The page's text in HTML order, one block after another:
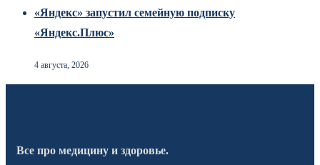
«Яндекс» запустил семейную подписку
«Яндекс.Плюс»
4 августа, 2026
Все про медицину и здоровье.